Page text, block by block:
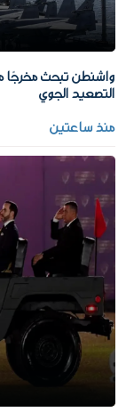
واشنطن تبحث مخرجًا
التصعيد الجوي
منذ ساعتين